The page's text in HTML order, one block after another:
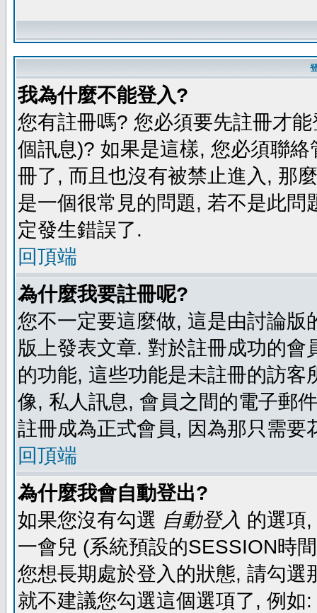
我為什麼不能登入?
您有註冊嗎? 您必須要先註冊才
個訊息)? 如果是這樣, 您必須聯
冊了, 而且也沒有被禁止進入, 那
是一個很常見的問題, 若不是此
定發生錯誤了.
回頂端
為什麼我要註冊呢?
您不一定要這麼做, 這是由討論
版上發表文章. 對於註冊成功的
的功能, 這些功能是未註冊的訪
像, 私人訊息, 會員之間的電子郵
註冊成為正式會員, 因為那只需要
回頂端
為什麼我會自動登出?
如果您沒有勾選 自動登入 的選項
一會兒 (系統預設的SESSION時
您想長期處於登入的狀態, 請勾
就不建議您勾選這個選項了, 例